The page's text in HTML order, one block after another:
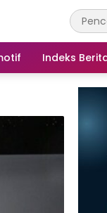
Indeks